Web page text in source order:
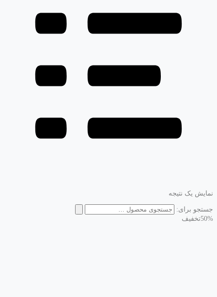
نمایش یک نتیجه
جستجو برای:
50%تخفیف